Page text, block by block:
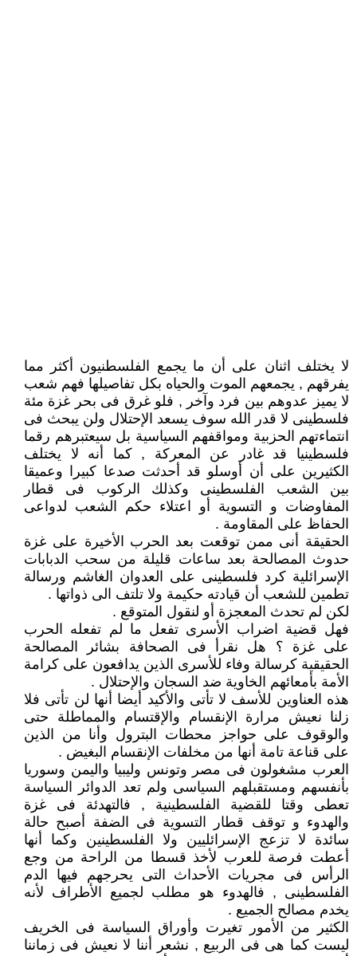
لا يختلف اثنان على أن ما يجمع الفلسطنيون أكثر مما
يفرقهم , يجمعهم الموت والحياه بكل تفاصيلها فهم شعب
لا يميز عدوهم بين فرد وآخر , فلو غرق فى بحر غزة مئة
فلسطينى لا قدر الله سوف يسعد الإحتلال ولن يبحث فى
انتماءتهم الحزبية ومواقفهم السياسية بل سيعتبرهم رقما
فلسطينيا قد غادر عن المعركة , كما أنه لا يختلف
الكثيرين على أن أوسلو قد أحدثت صدعا كبيرا وعميقا
بين الشعب الفلسطينى وكذلك الركوب فى قطار
المفاوضات و التسوية أو اعتلاء حكم الشعب لدواعى
الحفاظ على المقاومة .
الحقيقة أنى ممن توقعت بعد الحرب الأخيرة على غزة
حدوث المصالحة بعد ساعات قليلة من سحب الدبابات
الإسرائلية كرد فلسطينى على العدوان الغاشم ورسالة
تطمين للشعب أن قيادته حكيمة ولا تلتف الى ذواتها .
لكن لم تحدث المعجزة أو لنقول المتوقع .
فهل قضية اضراب الأسرى تفعل ما لم تفعله الحرب
على غزة ؟ هل نقرأ فى الصحافة بشائر المصالحة
الحقيقية كرسالة وفاء للأسرى الذين يدافعون على كرامة
الأمة بأمعائهم الخاوية ضد السجان والإحتلال .
هذه العناوين للأسف لا تأتى والأكيد أيضا أنها لن تأتى فلا
زلنا نعيش مرارة الإنقسام والإقتسام والمماطلة حتى
والوقوف على حواجز محطات البترول وأنا من الذين
على قناعة تامة أنها من مخلفات الإنقسام البغيض .
العرب مشغولون فى مصر وتونس وليبيا واليمن وسوريا
بأنفسهم ومستقبلهم السياسى ولم تعد الدوائر السياسة
تعطى وقتا للقضية الفلسطينية , فالتهدئة فى غزة
والهدوء و توقف قطار التسوية فى الضفة أصبح حالة
سائدة لا تزعج الإسرائليين ولا الفلسطينين وكما أنها
أعطت فرصة للعرب لأخذ قسطا من الراحة من وجع
الرأس فى مجريات الأحداث التى يحرجهم فيها الدم
الفلسطينى , فالهدوء هو مطلب لجميع الأطراف لأنه
يخدم مصالح الجميع .
الكثير من الأمور تغيرت وأوراق السياسة فى الخريف
ليست كما هى فى الربيع , نشعر أننا لا نعيش فى زماننا